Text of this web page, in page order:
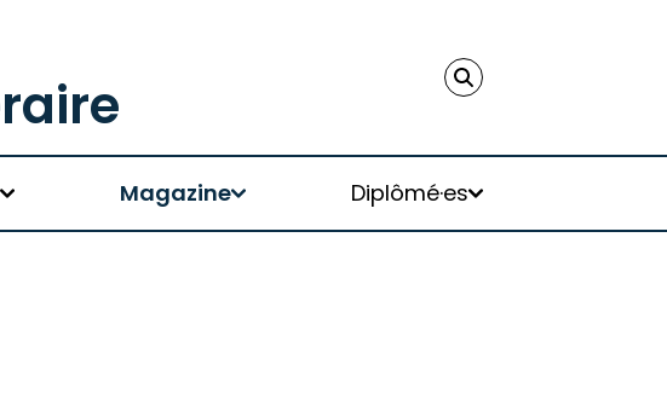
Magazine Diplômé·es